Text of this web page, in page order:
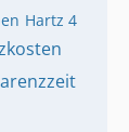
Hartz 4